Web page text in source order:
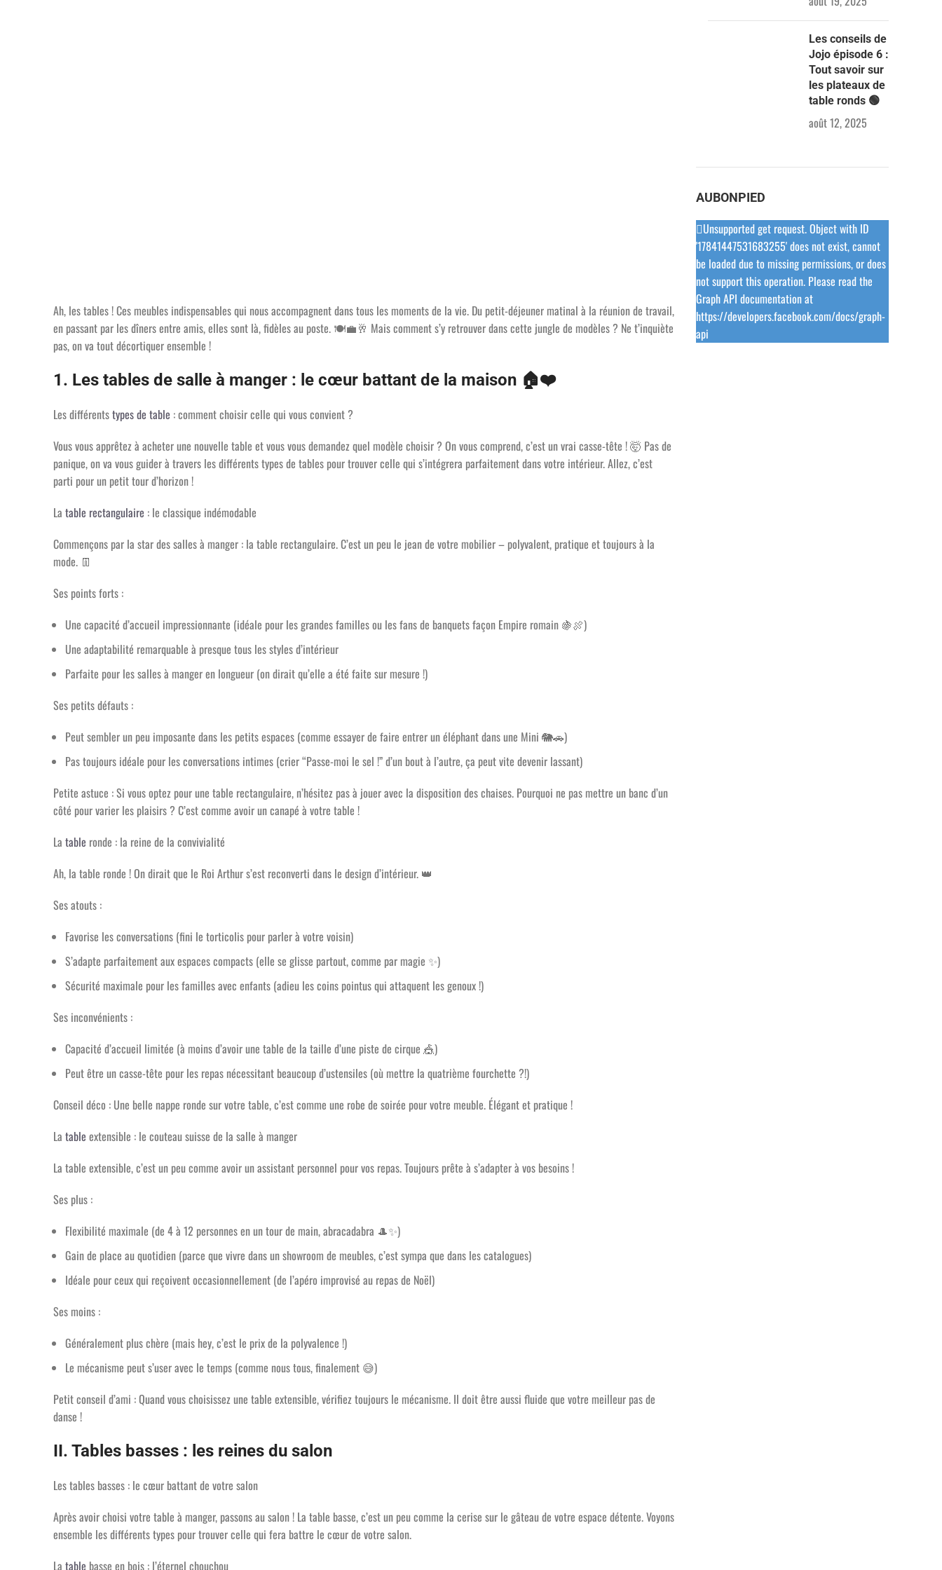
Ah, les tables ! Ces meubles indispensables qui nous accompagnent dans tous les moments de la vie. Du petit-déjeuner matinal à la réunion de travail,
en passant par les dîners entre amis, elles sont là, fidèles au poste. 🍽️💼🥂 Mais comment s’y retrouver dans cette jungle de modèles ? Ne t’inquiète
pas, on va tout décortiquer ensemble !
1. Les tables de salle à manger : le cœur battant de la maison 🏠❤️
Les différentstypes de table : comment choisir celle qui vous convient ?
Vous vous apprêtez à acheter une nouvelle table et vous vous demandez quel modèle choisir ? On vous comprend, c’est un vrai casse-tête !🤯 Pas de
panique, on va vous guider à travers les différents types de tables pour trouver celle qui s’intégrera parfaitement dans votre intérieur. Allez, c’est
parti pour un petit tour d’horizon !
La table rectangulaire : le classique indémodable
Commençons par la star des salles à manger : la table rectangulaire. C’est un peu le jean de votre mobilier – polyvalent, pratique et toujours à la
mode. 👖
Ses points forts :
Une capacité d’accueil impressionnante (idéale pour les grandes familles ou les fans de banquets façon Empire romain 🍇🍖)
Une adaptabilité remarquable à presque tous les styles d’intérieur
Parfaite pour les salles à manger en longueur (on dirait qu’elle a été faite sur mesure !)
Ses petits défauts :
Peut sembler un peu imposante dans les petits espaces (comme essayer de faire entrer un éléphant dans une Mini 🐘🚗)
Pas toujours idéale pour les conversations intimes (crier “Passe-moi le sel !” d’un bout à l’autre, ça peut vite devenir lassant)
Petite astuce : Si vous optez pour une table rectangulaire, n’hésitez pas à jouer avec la disposition des chaises. Pourquoi ne pas mettre un banc d’un
côté pour varier les plaisirs ? C’est comme avoir un canapé à votre table !
La table ronde : la reine de la convivialité
Ah, la table ronde ! On dirait que le Roi Arthur s’est reconverti dans le design d’intérieur. 👑
Ses atouts :
Favorise les conversations (fini le torticolis pour parler à votre voisin)
S’adapte parfaitement aux espaces compacts (elle se glisse partout, comme par magie ✨)
Sécurité maximale pour les familles avec enfants (adieu les coins pointus qui attaquent les genoux !)
Ses inconvénients :
Capacité d’accueil limitée (à moins d’avoir une table de la taille d’une piste de cirque 🎪)
Peut être un casse-tête pour les repas nécessitant beaucoup d’ustensiles (où mettre la quatrième fourchette ?!)
Conseil déco : Une belle nappe ronde sur votre table, c’est comme une robe de soirée pour votre meuble. Élégant et pratique !
La table extensible : le couteau suisse de la salle à manger
La table extensible, c’est un peu comme avoir un assistant personnel pour vos repas. Toujours prête à s’adapter à vos besoins !
Ses plus :
Flexibilité maximale (de 4 à 12 personnes en un tour de main, abracadabra 🎩✨)
Gain de place au quotidien (parce que vivre dans un showroom de meubles, c’est sympa que dans les catalogues)
Idéale pour ceux qui reçoivent occasionnellement (de l’apéro improvisé au repas de Noël)
Ses moins :
Généralement plus chère (mais hey, c’est le prix de la polyvalence !)
Le mécanisme peut s’user avec le temps (comme nous tous, finalement 😅)
Petit conseil d’ami : Quand vous choisissez une table extensible, vérifiez toujours le mécanisme. Il doit être aussi fluide que votre meilleur pas de
danse !
II. Tables basses : les reines du salon
Les tables basses : le cœur battant de votre salon
Après avoir choisi votre table à manger, passons au salon ! La table basse, c’est un peu comme la cerise sur le gâteau de votre espace détente. Voyons
ensemble les différents types pour trouver celle qui fera battre le cœur de votre salon.
La table basse en bois : l’éternel chouchou
Les conseils de
Jojo épisode 6 :
Tout savoir sur
les plateaux de
table ronds 🟢
août 12, 2025
AUBONPIED
Unsupported get request. Object with ID
'17841447531683255' does not exist, cannot
be loaded due to missing permissions, or does
not support this operation. Please read the
Graph API documentation at
https://developers.facebook.com/docs/graph-
api